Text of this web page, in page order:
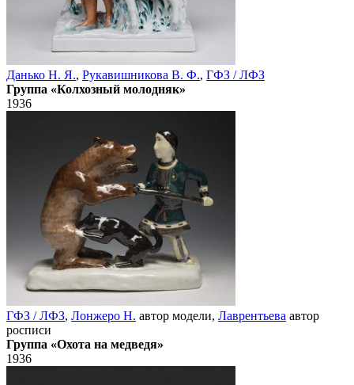
Данько Н. Я., Рукавишникова В. Ф., ГФЗ / ЛФЗ
Группа «Колхозный молодняк»
1936
ГФЗ / ЛФЗ, Лонжеро Н. автор модели, Лаврентьева автор
росписи
Группа «Охота на медведя»
1936